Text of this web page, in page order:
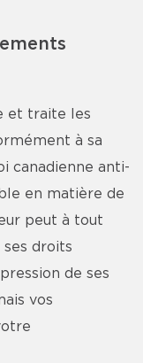
et traite les
à sa
canadienne anti-
en matière de
peut à tout
droits
de ses
vos